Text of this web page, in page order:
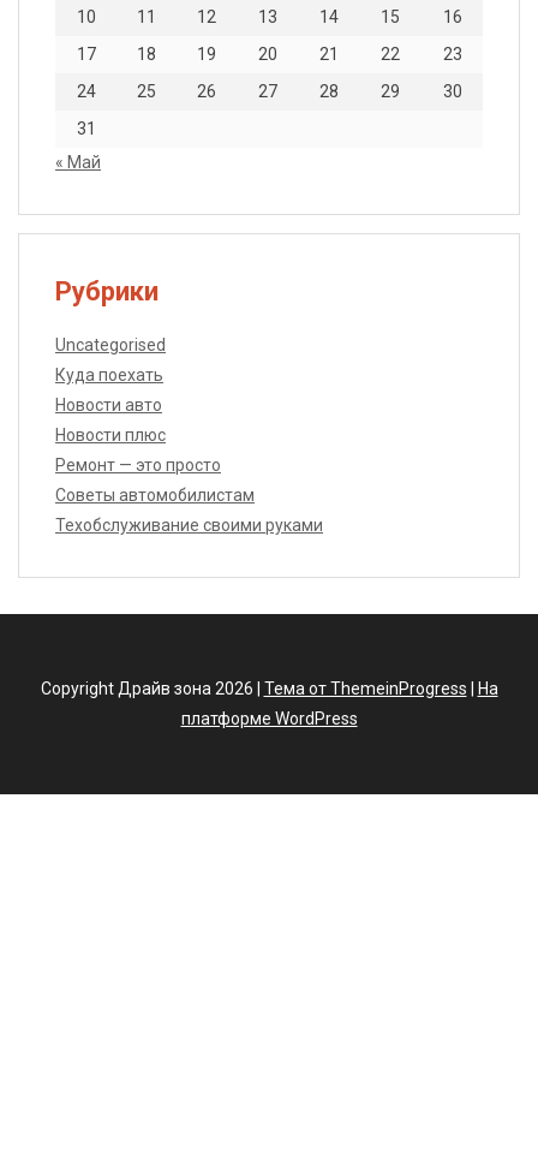
10
11 12 13 14 15
16
17
18 19 20 21 22
23
24
25 26 27 28 29
30
31
« Май
Рубрики
Uncategorised
Куда поехать
Новости авто
Новости плюс
Ремонт — это просто
Советы автомобилистам
Техобслуживание своими руками
Copyright Драйв зона 2026 | Тема от ThemeinProgress
На
платформе WordPress